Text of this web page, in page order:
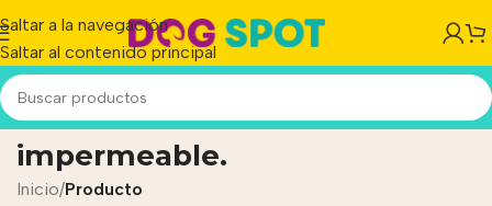
Saltar a la navegación
Saltar al contenido principal
Tela cordura resistente e
impermeable.
Inicio/Producto